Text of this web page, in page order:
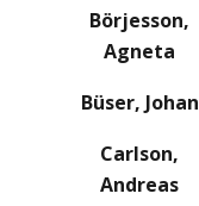
Börjesson,
Agneta
Büser, Johan
Carlson,
Andreas